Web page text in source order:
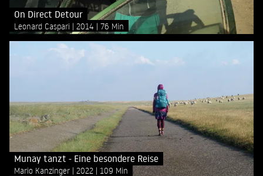
On Direct Detour
Leonard Caspari 2014 76 Min
Munay tanzt - Eine besondere Reise
Mario Kanzinger 2022 109 Min